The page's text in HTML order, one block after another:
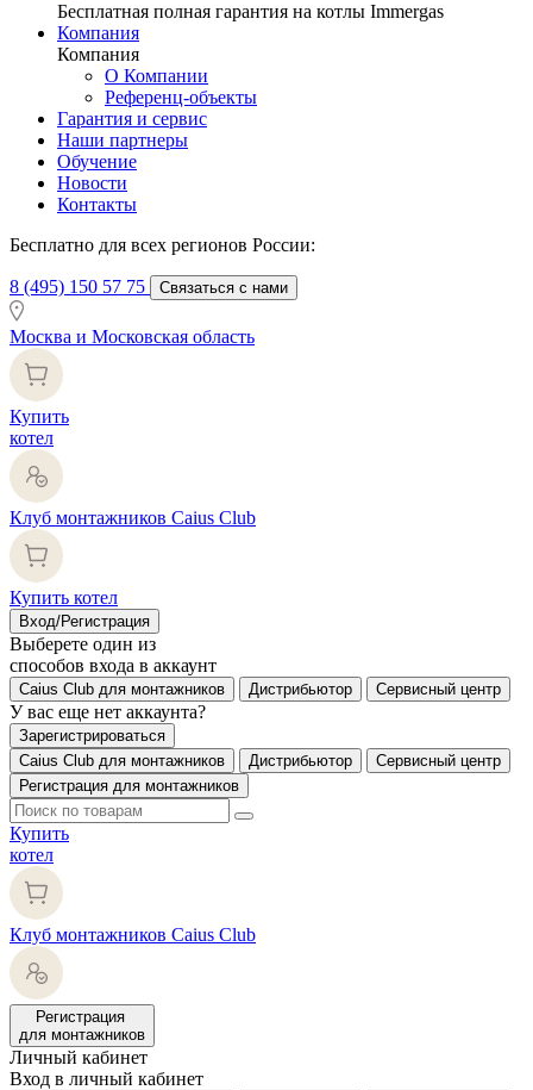
Бесплатная полная гарантия на котлы Immergas
Компания
Компания
О Компании
Референц-объекты
Гарантия и сервис
Наши партнеры
Обучение
Новости
Контакты
Бесплатно для всех регионов России:
8 (495) 150 57 75 Связаться с нами
Москва и Московская область
Купить
котел
Клуб монтажников Caius Club
Купить котел
Вход/Регистрация
Выберете один из
способов входа в аккаунт
Caius Club для монтажников Дистрибьютор Сервисный центр
У вас еще нет аккаунта?
Зарегистрироваться
Caius Club для монтажников
Дистрибьютор
Сервисный центр
Регистрация для монтажников
Купить
котел
Клуб монтажников Caius Club
Регистрация
для монтажников
Личный кабинет
Вход в личный кабинет